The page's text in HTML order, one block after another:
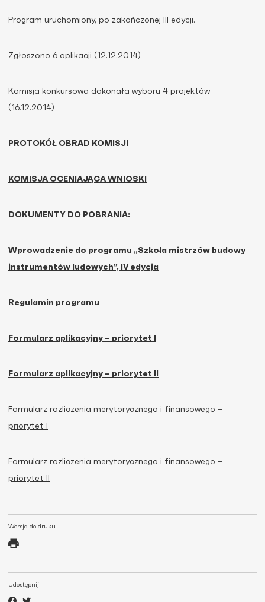
Wersja do druku
Udostępnij
Program uruchomiony, po zakończonej III edycji.
Zgłoszono 6 aplikacji (12.12.2014)
Komisja konkursowa dokonała wyboru 4 projektów
(16.12.2014)
PROTOKÓŁ OBRAD KOMISJI
KOMISJA OCENIAJĄCA WNIOSKI
DOKUMENTY DO POBRANIA:
Wprowadzenie do programu „Szkoła mistrzów budowy
instrumentów ludowych”, IV edycja
Regulamin programu
Formularz aplikacyjny – priorytet I
Formularz aplikacyjny – priorytet II
Formularz rozliczenia merytorycznego i finansowego –
priorytet I
Formularz rozliczenia merytorycznego i finansowego –
priorytet II